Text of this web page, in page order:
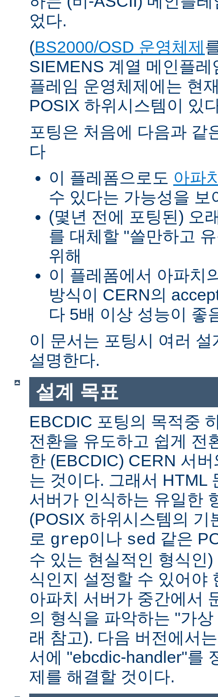
었다.
(BS2000/OSD 운영체제
SIEMENS 계열 메인플
플레임 운영체제에는 현
POSIX 하위시스템이 있
포팅은 처음에 다음과 같
다
이 플레폼으로도 아파
수 있다는 가능성을 보
(몇년 전에 포팅된) 오
를 대체할 "쓸만하고
위해
이 플레폼에서 아파치
방식이 CERN의
다 5배 이상 성능이 좋
이 문서는 포팅시 여러
설명한다.
설계 목표
EBCDIC 포팅의 목적중
전환을 유도하고 쉽게 전
한 (EBCDIC) CERN 서
는 것이다. 그래서 HTML
서버가 인식하는 유일한
(POSIX 하위시스템의 기
로 grep이나 sed 같은
수 있는 현실적인 형식인
식인지 설정할 수 있어야
아파치 서버가 중간에서
의 형식을 파악하는 "가
래 참고). 다음 버전에서
서에 "ebcdic-handler"를
제를 해결할 것이다.